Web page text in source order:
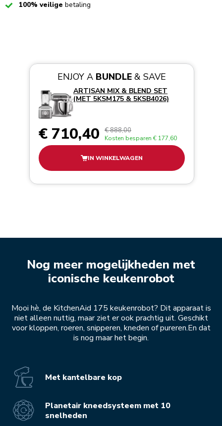
Checked100% veilige betaling
ENJOY A BUNDLE& SAVE
ARTISAN MIX & BLEND SET
(MET 5KSM175 & 5KSB4026)
€ 710,40 € 888,00
Kosten besparen € 177,60
IN WINKELWAGEN
Nog meer mogelijkheden met
iconische keukenrobot
Mooi hè, de KitchenAid 175 keukenrobot? Dit apparaat is
niet alleen nuttig, maar ziet er ook prachtig uit. Geschikt
voor kloppen, roeren, snipperen, kneden of pureren.En dat
is nog maar het begin.
Met kantelbare kop
Planetair kneedsysteem met 10
snelheden